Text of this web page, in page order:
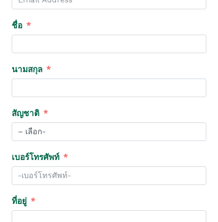
ชื่อ
นามสกุล
สัญชาติ
เบอร์โทรศัพท์
ที่อยู่